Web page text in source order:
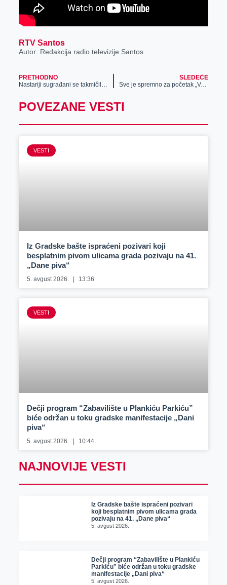
RTV Santos
Autor: Redakcija radio televizije Santos
PRETHODNO
Nastariji sugrađani se takmičili u sportskim igrama u Zrenjaninu
SLEDEĆE
Sve je spremno za početak „Velikogospojinskih dana“ u Novom Bečeju
POVEZANE VESTI
VESTI
Iz Gradske bašte ispraćeni pozivari koji
besplatnim pivom ulicama grada pozivaju na 41.
„Dane piva“
5. avgust 2026. 13:36
VESTI
Dečji program “Zabavilište u Plankiću Parkiću”
biće održan u toku gradske manifestacije „Dani
piva“
5. avgust 2026. 10:44
NAJNOVIJE VESTI
Iz Gradske bašte ispraćeni pozivari
koji besplatnim pivom ulicama grada
pozivaju na 41. „Dane piva“
5. avgust 2026.
Dečji program “Zabavilište u Plankiću
Parkiću” biće održan u toku gradske
manifestacije „Dani piva“
5. avgust 2026.